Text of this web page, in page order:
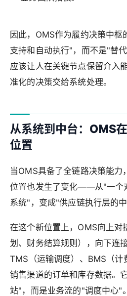
因此，OMS作为履约决策中枢
支持和自动执行"，而不是"替
应该让人在关键节点保留介入
准化的决策交给系统处理。
从系统到中台：OMS
位置
当OMS具备了全链路决策能力
位置也发生了变化——从"一个
系统"，变成"供应链执行层的中
在这个新位置上，OMS向上对
划、财务结算规则），向下连
TMS（运输调度）、BMS（计
销售渠道的订单和库存数据。
站"，而是业务流的"调度中心"。